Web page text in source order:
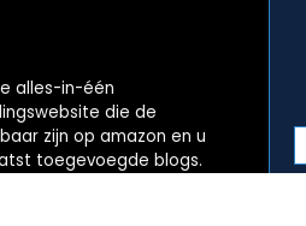
alles-in-één
die de
zijn op amazon en u
toegevoegde blogs.